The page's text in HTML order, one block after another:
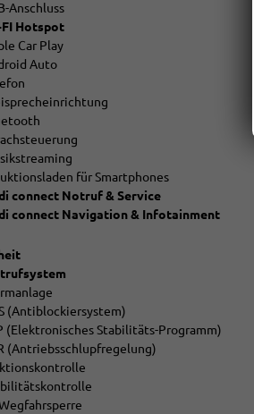
Anschluss
FI Hotspot
Car Play
Auto
für Smartphones
connect Notruf & Service
connect Navigation & Infotainment
(Antiblockiersystem)
(Elektronisches Stabilitäts-Programm)
(Antriebsschlupfregelung)